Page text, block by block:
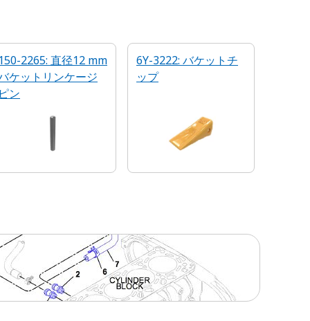
2265: 直径12 mm
ケットリンケージ
ン
6Y-3222: バケットチ
ップ